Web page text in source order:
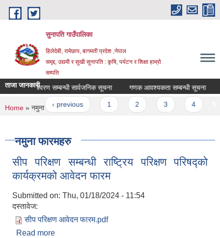
Skip to main content
सुनापति गाउँपालिका
हिलेदेबी, रामेछाप, बागमती प्रदेश ,नेपाल
समृद्द, उद्यमी र सुखी सुनापति : कृषि, पर्यटन र शिक्षा हाम्रो
सम्पति
ताजा जानकारी
रोगीहरूको विवरण सम्बन्धी सार्वजनिक सूचना गणक आवश्यकता सम्बन्धी सूचना
« first ‹ previous
You are here
Home » नमुना फारमहरु
नमुना फारमहरु
सीप परिक्षण सम्बन्धी राष्ट्रिय परिक्षण परिषद्को
कार्यक्रमको आवेदन फारम
Submitted on: Thu, 01/18/2024 - 11:54
दस्तावेज:
सीप परिक्षण आवेदन फारम.pdf
Read more